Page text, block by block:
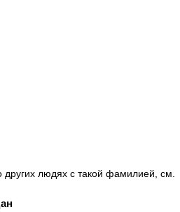
других людях с такой фамилией, см.